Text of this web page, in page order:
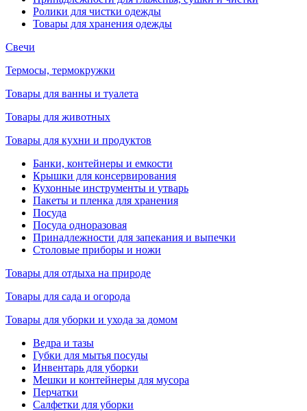
Ролики для чистки одежды
Товары для хранения одежды
Свечи
Термосы, термокружки
Товары для ванны и туалета
Товары для животных
Товары для кухни и продуктов
Банки, контейнеры и емкости
Крышки для консервирования
Кухонные инструменты и утварь
Пакеты и пленка для хранения
Посуда
Посуда одноразовая
Принадлежности для запекания и выпечки
Столовые приборы и ножи
Товары для отдыха на природе
Товары для сада и огорода
Товары для уборки и ухода за домом
Ведра и тазы
Губки для мытья посуды
Инвентарь для уборки
Мешки и контейнеры для мусора
Перчатки
Салфетки для уборки